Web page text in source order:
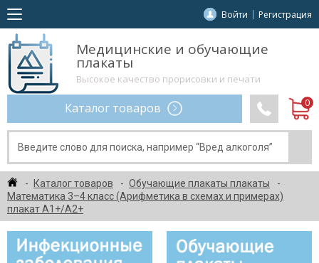
Войти Регистрация
Медицинские и обучающие
плакаты
Высокое качество прорисовки и печати
Каталог товаров
Каталог товаров
Обучающие плакаты плакаты
Математика 3–4 класс (Арифметика в схемах и примерах)
плакат А1+/A2+